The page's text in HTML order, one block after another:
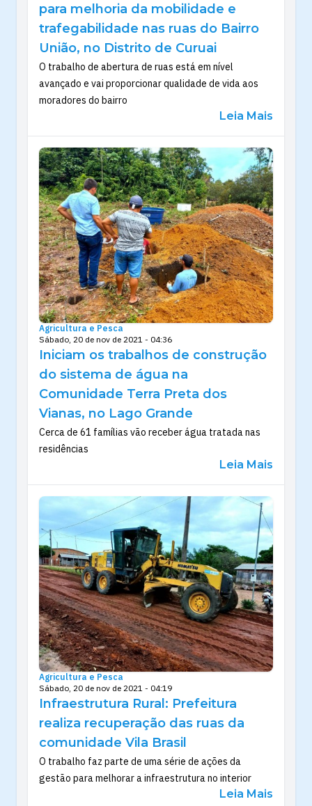
para melhoria da mobilidade e
trafegabilidade nas ruas do Bairro
União, no Distrito de Curuai
O trabalho de abertura de ruas está em nível
avançado e vai proporcionar qualidade de vida aos
moradores do bairro
Leia Mais
Agricultura e Pesca
Sábado, 20 de nov de 2021 - 04:36
Iniciam os trabalhos de construção
do sistema de água na
Comunidade Terra Preta dos
Vianas, no Lago Grande
Cerca de 61 famílias vão receber água tratada nas
residências
Leia Mais
Agricultura e Pesca
Sábado, 20 de nov de 2021 - 04:19
Infraestrutura Rural: Prefeitura
realiza recuperação das ruas da
comunidade Vila Brasil
O trabalho faz parte de uma série de ações da
gestão para melhorar a infraestrutura no interior
Leia Mais